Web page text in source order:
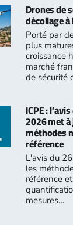
Drones de
décollage
Porté par
plus
croissance
marché
de sécurité
ICPE :
2026 met
méthodes
référence
L'avis du
les
référence
mesures…